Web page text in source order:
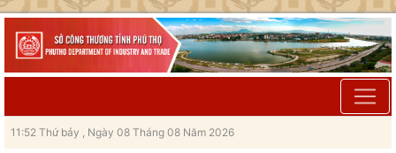
11:52 Thứ bảy , Ngày 08 Tháng 08 Năm 2026